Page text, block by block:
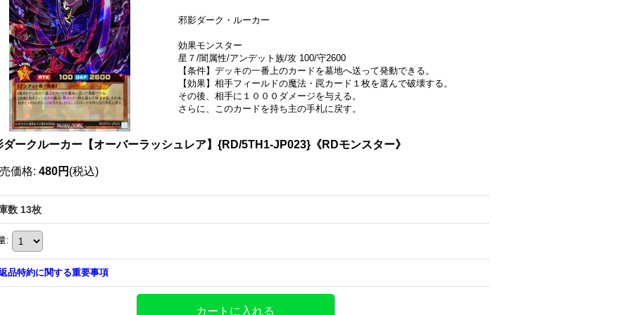
邪影ダーク・ルーカー
効果モンスター
星７/闇属性/アンデット族/攻 100/守2600
【条件】デッキの一番上のカードを墓地へ送って発動できる。
【効果】相手フィールドの魔法・罠カード１枚を選んで破壊する。
その後、相手に１０００ダメージを与える。
さらに、このカードを持ち主の手札に戻す。
ダークルーカー【オーバーラッシュレア】{RD/5TH1-JP023}《RDモンスター》
価格: 480円 (税込)
数 13枚
:
品特約に関する重要事項